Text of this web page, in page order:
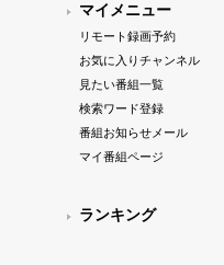
マイメニュー
リモート録画予約
お気に入りチャンネル
見たい番組一覧
検索ワード登録
番組お知らせメール
マイ番組ページ
ランキング